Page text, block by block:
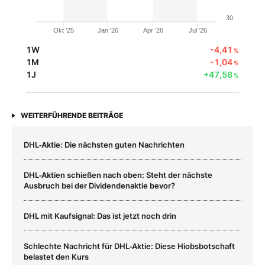
Okt '25 Jan '26 Apr '26 Jul '26
30
1W -4,41 %
1M -1,04%
1J +47,58%
WEITERFÜHRENDE BEITRÄGE
DHL‑Aktie: Die nächsten guten Nachrichten
DHL‑Aktien schießen nach oben: Steht der nächste
Ausbruch bei der Dividendenaktie bevor?
DHL mit Kaufsignal: Das ist jetzt noch drin
Schlechte Nachricht für DHL‑Aktie: Diese Hiobsbotschaft
belastet den Kurs